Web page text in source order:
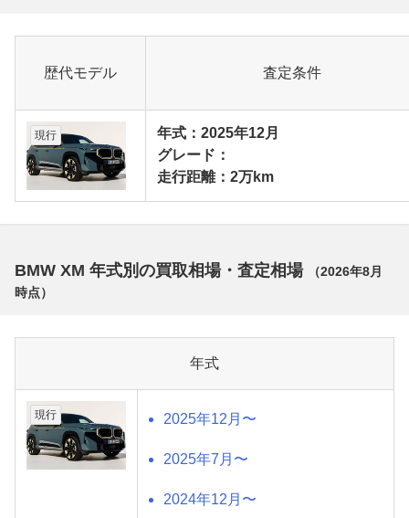
歴代モデル 査定条件
現行
年式：2025年12月
グレード：
走行距離：2万km
BMW XM 年式別の買取相場・査定相場 （2026年8月
時点）
年式
現行 2025年12月〜
2025年7月〜
2024年12月〜